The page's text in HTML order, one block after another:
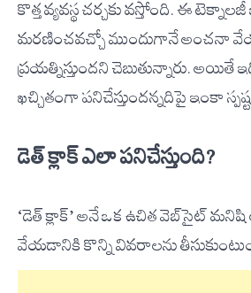
కొత్త వ్యవస్థ చర్చకు వస్తోంది. ఈ టెక్నాలజీ
మరణించవచ్చో ముందుగానే అంచనా
ప్రయత్నిస్తుందని చెబుతున్నారు. అయితే
ఖచ్చితంగా పనిచేస్తుందన్నదిపై ఇంకా
డెత్ క్లాక్ ఎలా పనిచేస్తుంది?
‘డెత్ క్లాక్’ అనే ఒక ఉచిత వెబ్‌సైట్
వేయడానికి కొన్ని వివరాలను